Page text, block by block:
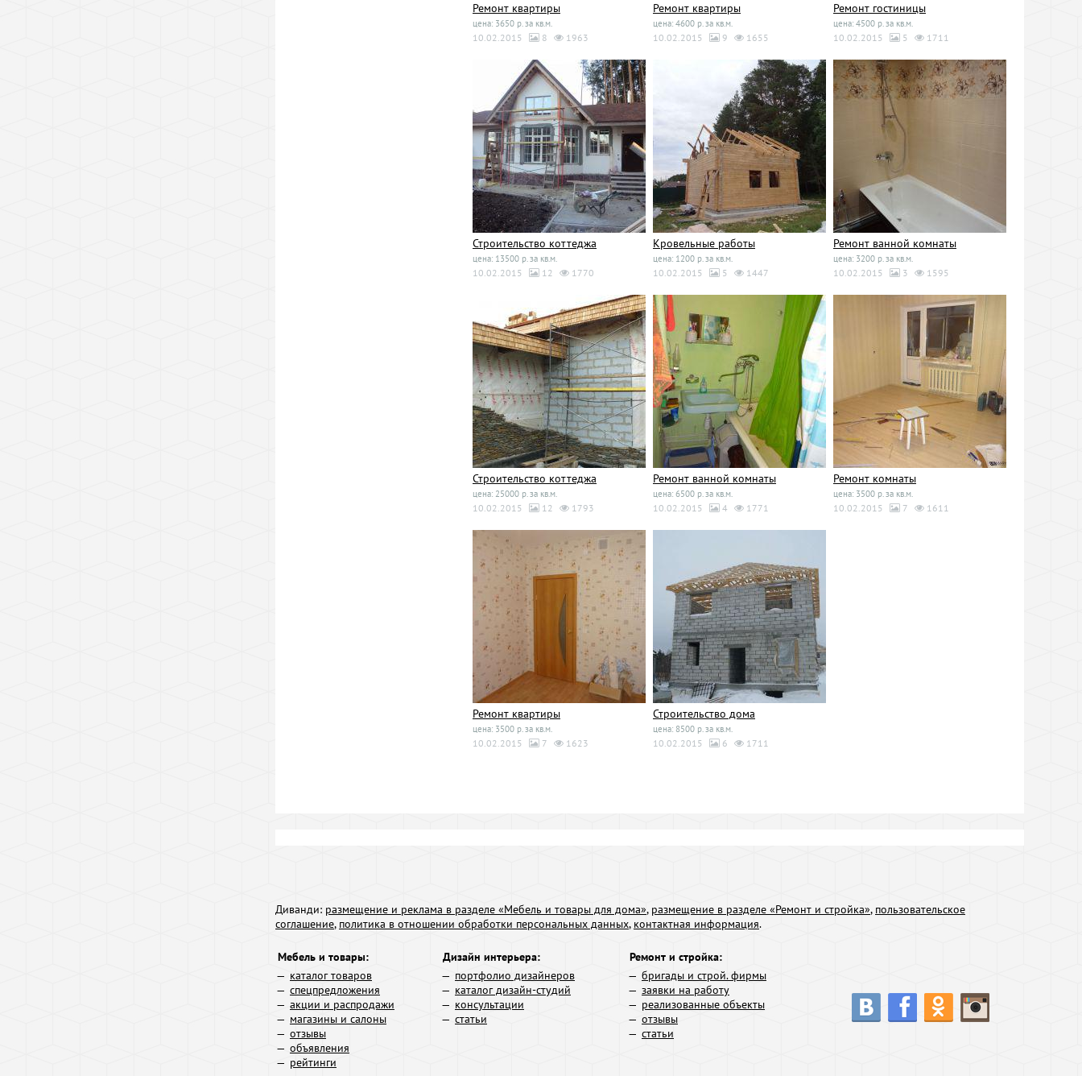
Ремонт квартиры
цена: 3650 р. за кв.м.
10.02.2015 8 1963
Ремонт квартиры
цена: 4600 р. за кв.м.
10.02.2015 9 1655
Ремонт гостиницы
цена: 4500 р. за кв.м.
10.02.2015 5 1711
Строительство коттеджа
цена: 13500 р. за кв.м.
10.02.2015 12 1770
Кровельные работы
цена: 1200 р. за кв.м.
10.02.2015 5 1447
Ремонт ванной комнаты
цена: 3200 р. за кв.м.
10.02.2015 3 1595
Строительство коттеджа
цена: 25000 р. за кв.м.
10.02.2015 12 1793
Ремонт ванной комнаты
цена: 6500 р. за кв.м.
10.02.2015 4 1771
Ремонт комнаты
цена: 3500 р. за кв.м.
10.02.2015 7 1611
Ремонт квартиры
цена: 3500 р. за кв.м.
10.02.2015 7 1623
Строительство дома
цена: 8500 р. за кв.м.
10.02.2015 6 1711
Диванди: размещение и реклама в разделе «Мебель и товары для дома», размещение в разделе «Ремонт и стройка», пользовательское
соглашение, политика в отношении обработки персональных данных, контактная информация.
Мебель и товары:
каталог товаров
спецпредложения
акции и распродажи
магазины и салоны
отзывы
объявления
рейтинги
Дизайн интерьера:
портфолио дизайнеров
каталог дизайн-студий
консультации
статьи
Ремонт и стройка:
бригады и строй. фирмы
заявки на работу
реализованные объекты
отзывы
статьи